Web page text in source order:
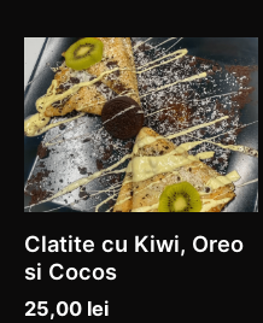
Clatite cu Kiwi, Oreo
si Cocos
25,00 lei